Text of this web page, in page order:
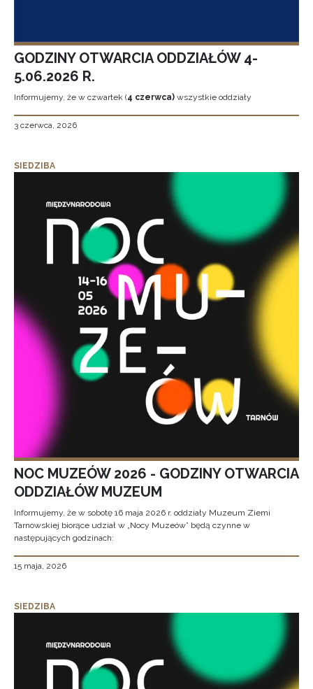
GODZINY OTWARCIA ODDZIAŁÓW 4-
5.06.2026 R.
Informujemy, że w czwartek (4 czerwca) wszystkie oddziały
3 czerwca, 2026
SIEDZIBA
NOC MUZEÓW 2026 - GODZINY OTWARCIA
ODDZIAŁÓW MUZEUM
Informujemy, że w sobotę 16 maja 2026 r. oddziały Muzeum Ziemi
Tarnowskiej biorące udział w „Nocy Muzeów” będą czynne w
następujących godzinach:
15 maja, 2026
SIEDZIBA